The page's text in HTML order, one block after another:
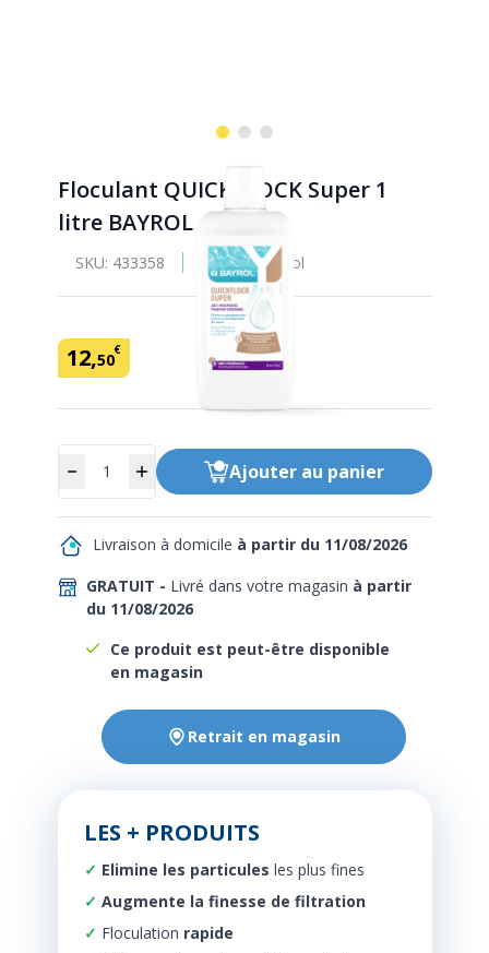
Floculant QUICKFLOCK Super 1
litre BAYROL
SKU: 433358 Marque: Bayrol
12,50€
Ajouter au panier
GRATUIT - Livré dans votre magasin à partir
du 11/08/2026
Livraison à domicile à partir du 11/08/2026
Ce produit est peut-être disponible
en magasin
Retrait en magasin
LES + PRODUITS
Elimine les particules les plus fines
Augmente la finesse de filtration
Floculation rapide